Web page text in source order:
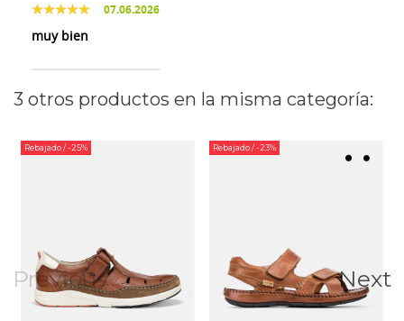
07.06.2026
muy bien
3 otros productos en la misma categoría:
Previous
Rebajado/ -25% Rebajado/ -23%
Next